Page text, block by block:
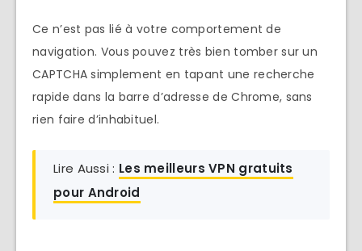
Ce n’est pas lié à votre comportement de
navigation. Vous pouvez très bien tomber sur un
CAPTCHA simplement en tapant une recherche
rapide dans la barre d’adresse de Chrome, sans
rien faire d’inhabituel.
Lire Aussi : Les meilleurs VPN gratuits
pour Android